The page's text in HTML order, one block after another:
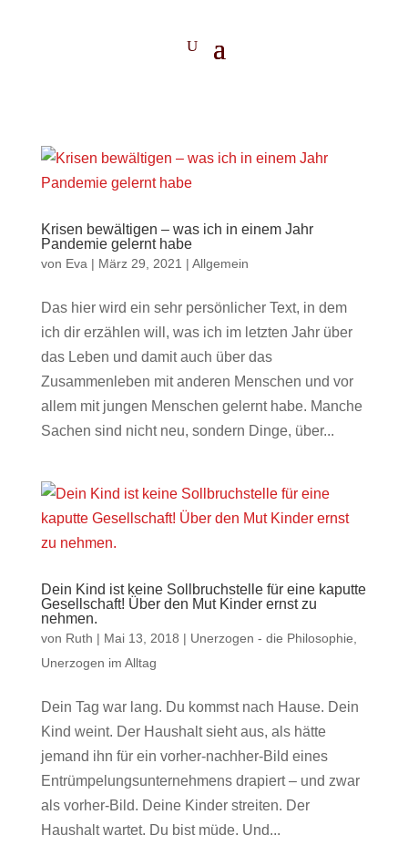
Krisen bewältigen – was ich in einem Jahr
Pandemie gelernt habe
von Eva | März 29, 2021 | Allgemein
Das hier wird ein sehr persönlicher Text, in dem
ich dir erzählen will, was ich im letzten Jahr über
das Leben und damit auch über das
Zusammenleben mit anderen Menschen und vor
allem mit jungen Menschen gelernt habe. Manche
Sachen sind nicht neu, sondern Dinge, über...
Dein Kind ist keine Sollbruchstelle für eine kaputte
Gesellschaft! Über den Mut Kinder ernst zu
nehmen.
von Ruth | Mai 13, 2018 | Unerzogen - die Philosophie
Unerzogen im Alltag
Dein Tag war lang. Du kommst nach Hause. Dein
Kind weint. Der Haushalt sieht aus, als hätte
jemand ihn für ein vorher-nachher-Bild eines
Entrümpelungsunternehmens drapiert – und zwar
als vorher-Bild. Deine Kinder streiten. Der
Haushalt wartet. Du bist müde. Und...